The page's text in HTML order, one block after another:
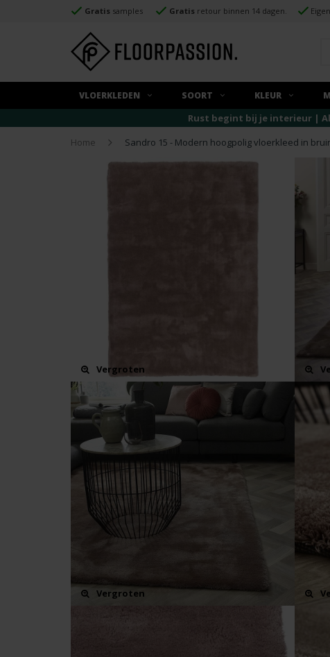
Gratis samples Gratis retour binnen 14 dagen.
VLOERKLEDEN SOORT KLEUR
Rust begint bij je interieur |
Home
Sandro 15 - Modern hoogpolig vloerkleed in
Vergroten
Vergroten